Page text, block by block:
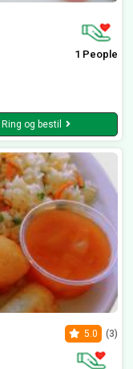
1 People
Ring og bestil
5.0 (3)